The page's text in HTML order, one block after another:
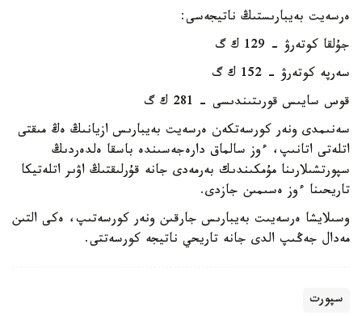
ەرسەيت بەيبارىستىڭ ناتيجەسى:
جۇلقا كوتەرۋ - 129 ك گ
سەرپە كوتەرۋ - 152 ك گ
قوس سايىس قورىتىندىسى - 281 ك گ
سەنىمدى ونەر كورسەتكەن ەرسەيت بەيبارىس ازيانىڭ ەڭ مىقتى
اتلەتى اتانىپ، ءوز سالماق دارەجەسىندە باسقا ەلدەردىڭ
سپورتشىلارىنا مۇمكىندىك بەرمەدى جانە قۇرلىقتىڭ اۋىر اتلەتيكا
تاريحىنا ءوز ەسىمىن جازدى.
وسىلايشا ەرسەيىت بەيبارىس جارقىن ونەر كورسەتىپ، ەكى التىن
مەدال جەڭىپ الدى جانە تاريحي ناتيجە كورسەتتى.
سپورت